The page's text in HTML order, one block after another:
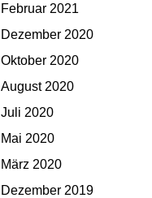
Februar 2021
Dezember 2020
Oktober 2020
August 2020
Juli 2020
Mai 2020
März 2020
Dezember 2019